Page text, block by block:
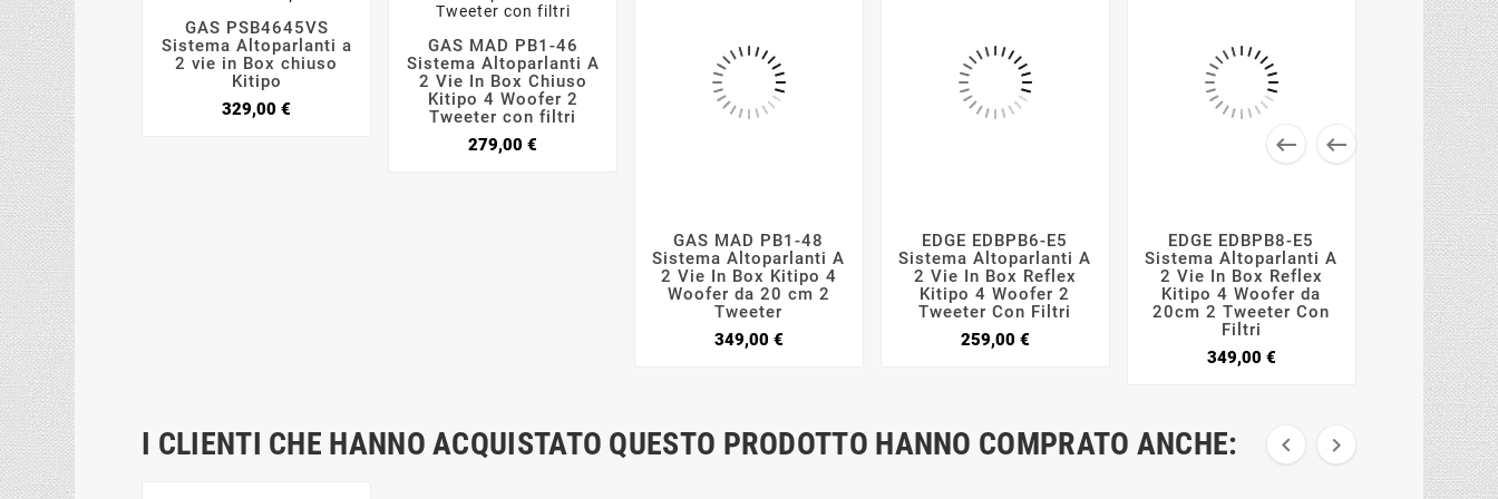
 
  
GAS PSB4645VS
Sistema Altoparlanti a
2 vie in Box chiuso
Kitipo
329,00 €
  
GAS MAD PB1-46
Sistema Altoparlanti A
2 Vie In Box Chiuso
Kitipo 4 Woofer 2
Tweeter con filtri
279,00 €
  
GAS MAD PB1-48
Sistema Altoparlanti A
2 Vie In Box Kitipo 4
Woofer da 20 cm 2
Tweeter
349,00 €Prezzo
  
EDGE EDBPB6-E5
Sistema Altoparlanti A
2 Vie In Box Reflex
Kitipo 4 Woofer 2
Tweeter Con Filtri
259,00 €Prezzo
  
EDGE EDBPB8-E5
Sistema Altoparlanti A
2 Vie In Box Reflex
Kitipo 4 Woofer da
20cm 2 Tweeter Con
Filtri
349,00 €Prezzo
 
EDGE
Sistema
2 Vie +
Box
I CLIENTI CHE HANNO ACQUISTATO QUESTO PRODOTTO HANNO COMPRATO ANCHE:  